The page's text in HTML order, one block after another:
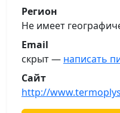
Регион
Не имеет
Email
скрыт — написать
Сайт
http://